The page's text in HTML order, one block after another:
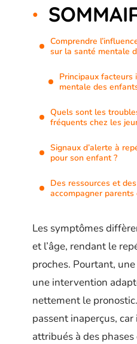
Comprendre
sur la santé mentale
Principaux
mentale des
Quels sont les
fréquents chez les
Signaux d’alerte à
pour son enfant ?
Des ressources et
accompagner
Les symptômes
et l’âge, rendant le
proches. Pourtant,
une intervention
nettement le
passent inaperçus,
attribués à des